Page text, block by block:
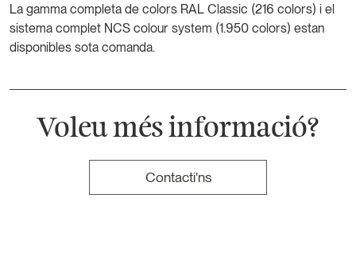
La gamma completa de colors RAL Classic (216 colors) i el
sistema complet NCS colour system (1.950 colors) estan
disponibles sota comanda.
Voleu més informació?
Contacti'ns